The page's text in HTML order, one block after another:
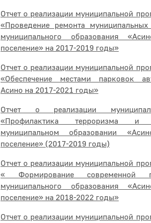
Отчет о реализации муниципальной
«Проведение ремонта
муниципального образования
поселение» на 2017-2019 годы»
Отчет о реализации муниципальной
«Обеспечение местами парковок
Асино на 2017-2021 годы»
Отчет о реализации
«Профилактика терроризма и
муниципальном образовании
поселение» (2017-2019 годы)
Отчет о реализации муниципальной
« Формирование современной
муниципального образования
поселение» на 2018-2022 годы»
Отчет о реализации муниципальной